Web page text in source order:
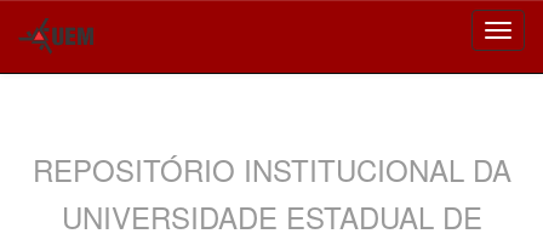
REPOSITÓRIO INSTITUCIONAL DA
UNIVERSIDADE ESTADUAL DE